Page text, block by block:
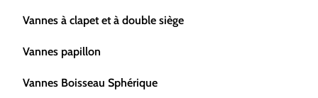
Vannes à clapet et à double siège
Vannes papillon
Vannes Boisseau Sphérique